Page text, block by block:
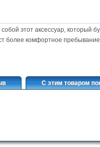
этот аксессуар, который
более комфортное
С этим товаром